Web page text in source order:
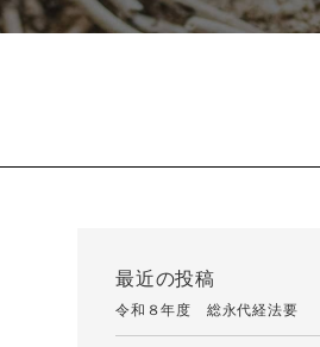
最近の投稿
令和８年度 総永代経法要